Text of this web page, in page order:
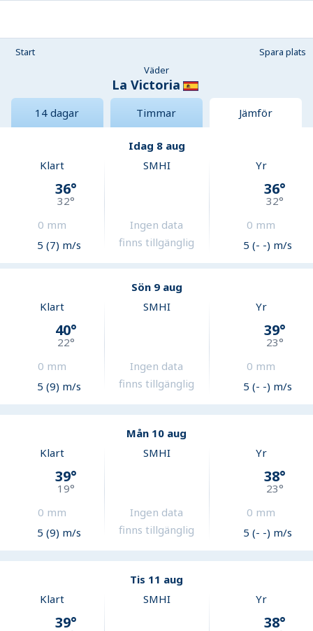
Start
Spara plats
Väder
La Victoria
14 dagar Timmar Jämför
Idag 8 aug
Klart
36°
32°
0 mm
5 (7) m/s
SMHI
Ingen data
finns tillgänglig
Yr
36°
32°
0 mm
5 (- -) m/s
Sön 9 aug
Klart
40°
22°
0 mm
5 (9) m/s
SMHI
Ingen data
finns tillgänglig
Yr
39°
23°
0 mm
5 (- -) m/s
Mån 10 aug
Klart
39°
19°
0 mm
5 (9) m/s
SMHI
Ingen data
finns tillgänglig
Yr
38°
23°
0 mm
5 (- -) m/s
Tis 11 aug
Klart
39°
SMHI Yr
38°